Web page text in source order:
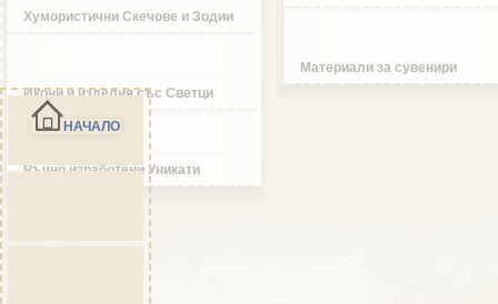
Хумористични Скечове и Зодии
Икони и изделия със Светци
Ръчно изработени Уникати
Материали за сувенири
НАЧАЛО